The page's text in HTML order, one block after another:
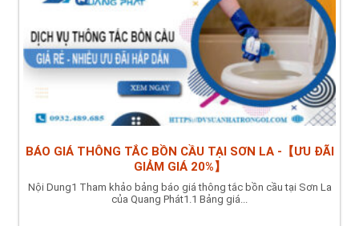
BÁO GIÁ THÔNG TẮC BỒN CẦU TẠI SƠN LA -【ƯU ĐÃI
GIẢM GIÁ 20%】
Nội Dung1 Tham khảo bảng báo giá thông tắc bồn cầu tại Sơn La
của Quang Phát1.1 Bảng giá...